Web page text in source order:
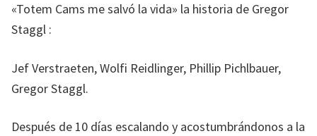
Español
Expandir
hijo
«Totem Cams me salvó la vida» la historia de Gregor
Staggl :
Jef Verstraeten, Wolfi Reidlinger, Phillip Pichlbauer,
Gregor Staggl.
Después de 10 días escalando y acostumbrándonos a la